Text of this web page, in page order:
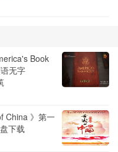
Book
无字
China 》第一
下载